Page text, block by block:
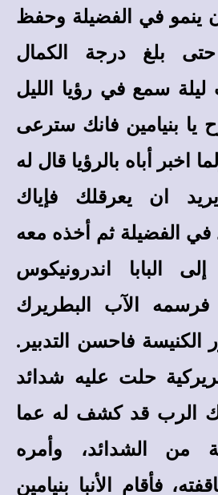
ينمو في الفضيلة وحفظ
بلغ درجة الكمال
سمع في رؤيا الليل
يا بنيامين فانك سترعى
اخبر أباه بالرؤيا قال له
ان يعرقلك فإياك
في الفضيلة ثم أخذه معه
إلى البابا اندرونيكوس
فرسمه الآب البطريرك
فاحسن التدبير.
حلت عليه شدائد
الرب قد كشف له عما
من الشدائد، وأمره
فأقام الأنبا بنيامين